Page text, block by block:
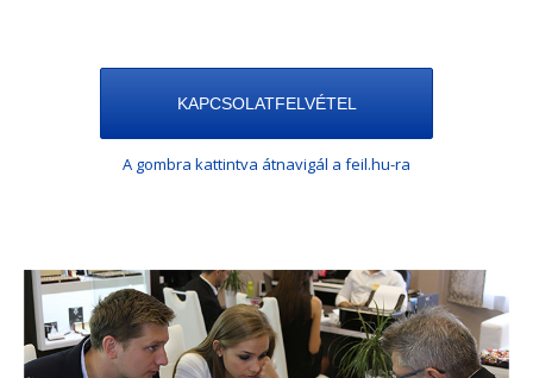
KAPCSOLATFELVÉTEL
A gombra kattintva átnavigál a feil.hu-ra